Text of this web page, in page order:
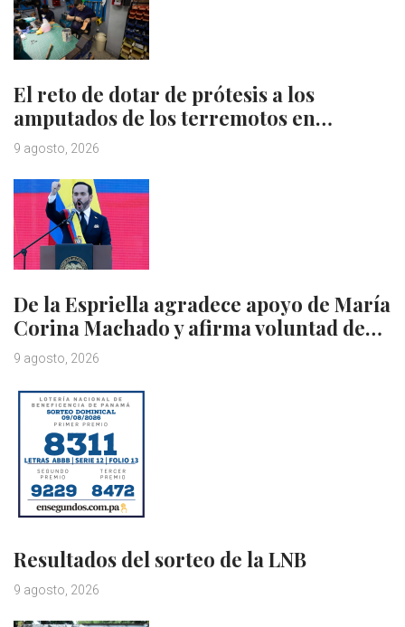
El reto de dotar de prótesis a los
amputados de los terremotos en…
9 agosto, 2026
De la Espriella agradece apoyo de María
Corina Machado y afirma voluntad de…
9 agosto, 2026
Resultados del sorteo de la LNB
9 agosto, 2026